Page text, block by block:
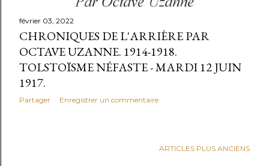
février 03, 2022
CHRONIQUES DE L'ARRIÈRE PAR
OCTAVE UZANNE. 1914-1918.
TOLSTOÏSME NÉFASTE - MARDI 12 JUIN
1917.
Partager Enregistrer un commentaire
ARTICLES PLUS ANCIENS